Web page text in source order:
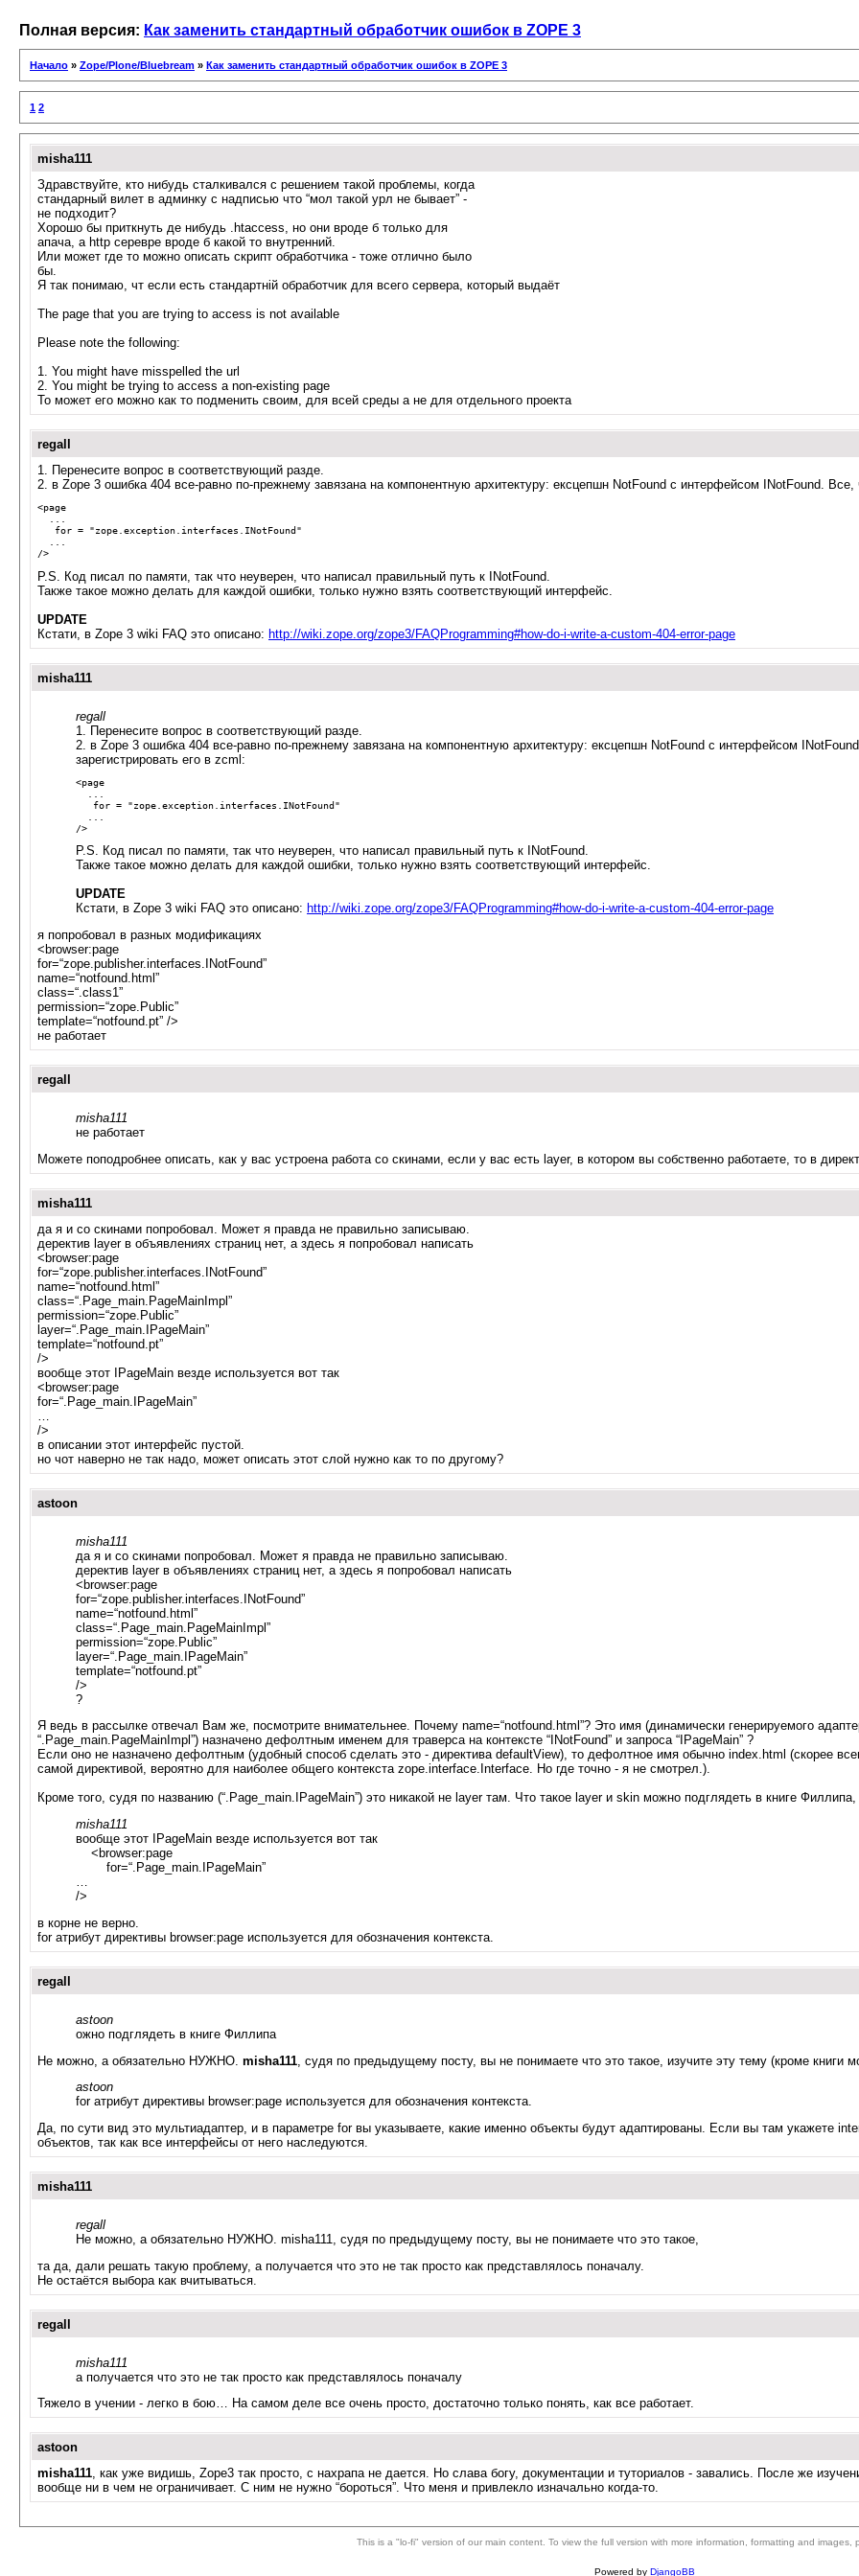
Полная версия: Как заменить стандартный обработчик ошибок в ZOPE 3
Начало » Zope/Plone/Bluebream » Как заменить стандартный обработчик ошибок в ZOPE 3
1 2
misha111
Здравствуйте, кто нибудь сталкивался с решением такой проблемы, когда
стандарный вилет в админку с надписью что “мол такой урл не бывает” -
не подходит?
Хорошо бы приткнуть де нибудь .htaccess, но они вроде б только для
апача, а http серевре вроде б какой то внутренний.
Или может где то можно описать скрипт обработчика - тоже отлично было
бы.
Я так понимаю, чт если есть стандартній обработчик для всего сервера, который выдаёт
The page that you are trying to access is not available
Please note the following:
1. You might have misspelled the url
2. You might be trying to access a non-existing page
То может его можно как то подменить своим, для всей среды а не для отдельного проекта
regall
1. Перенесите вопрос в соответствующий разде.
2. в Zope 3 ошибка 404 все-равно по-прежнему завязана на компонентную архитектуру: ексцепшн NotFound c интерфейсом INotFound.
<page
   for = "zope.exception.interfaces.INotFound"
/>
P.S. Код писал по памяти, так что неуверен, что написал правильный путь к INotFound.
Также такое можно делать для каждой ошибки, только нужно взять соответствующий интерфейс.
UPDATE
Кстати, в Zope 3 wiki FAQ это описано: http://wiki.zope.org/zope3/FAQProgramming#how-do-i-write-a-custom-404-error-page
misha111
regall
1. Перенесите вопрос в соответствующий разде.
2. в Zope 3 ошибка 404 все-равно по-прежнему завязана на компонентную архитектуру: ексцепшн NotFound c интерфейсом
зарегистрировать его в zcml:
<page
   for = "zope.exception.interfaces.INotFound"
/>
P.S. Код писал по памяти, так что неуверен, что написал правильный путь к INotFound.
Также такое можно делать для каждой ошибки, только нужно взять соответствующий интерфейс.
UPDATE
Кстати, в Zope 3 wiki FAQ это описано: http://wiki.zope.org/zope3/FAQProgramming#how-do-i-write-a-custom-404-error-page
я попробовал в разных модификациях
<browser:page
for=“zope.publisher.interfaces.INotFound”
name=“notfound.html”
class=“.class1”
permission=“zope.Public”
template=“notfound.pt” />
не работает
regall
misha111
не работает
Можете поподробнее описать, как у вас устроена работа со скинами, если у вас есть layer, в котором вы собственно работаете, то в
misha111
да я и со скинами попробовал. Может я правда не правильно записываю.
деректив layer в объявлениях страниц нет, а здесь я попробовал написать
<browser:page
for=“zope.publisher.interfaces.INotFound”
name=“notfound.html”
class=“.Page_main.PageMainImpl”
permission=“zope.Public”
layer=“.Page_main.IPageMain”
template=“notfound.pt”
/>
вообще этот IPageMain везде используется вот так
<browser:page
for=“.Page_main.IPageMain”
/>
в описании этот интерфейс пустой.
но чот наверно не так надо, может описать этот слой нужно как то по другому?
astoon
misha111
да я и со скинами попробовал. Может я правда не правильно записываю.
деректив layer в объявлениях страниц нет, а здесь я попробовал написать
<browser:page
for=“zope.publisher.interfaces.INotFound”
name=“notfound.html”
class=“.Page_main.PageMainImpl”
permission=“zope.Public”
layer=“.Page_main.IPageMain”
template=“notfound.pt”
/>
?
Я ведь в рассылке отвечал Вам же, посмотрите внимательнее. Почему name=“notfound.html”? Это имя (динамически генерируемого
“.Page_main.PageMainImpl”) назначено дефолтным именем для траверса на контексте “INotFound” и запроса “IPageMain” ?
Если оно не назначено дефолтным (удобный способ сделать это - директива defaultView), то дефолтное имя обычно index.html (скорее
самой директивой, вероятно для наиболее общего контекста zope.interface.Interface. Но где точно - я не смотрел.).
Кроме того, судя по названию (“.Page_main.IPageMain”) это никакой не layer там. Что такое layer и skin можно подглядеть в книге Филлипа,
misha111
вообще этот IPageMain везде используется вот так
<browser:page
for=“.Page_main.IPageMain”
…
/>
в корне не верно.
for атрибут директивы browser:page используется для обозначения контекста.
regall
astoon
ожно подглядеть в книге Филлипа
Не можно, а обязательно НУЖНО. misha111 , судя по предыдущему посту, вы не понимаете что это такое, изучите эту тему (кроме книги
astoon
for атрибут директивы browser:page используется для обозначения контекста.
Да, по сути вид это мультиадаптер, и в параметре for вы указываете, какие именно объекты будут адаптированы. Если вы там укажете
объектов, так как все интерфейсы от него наследуются.
misha111
regall
Не можно, а обязательно НУЖНО. misha111, судя по предыдущему посту, вы не понимаете что это такое,
та да, дали решать такую проблему, а получается что это не так просто как представлялось поначалу.
Не остаётся выбора как вчитываться.
regall
misha111
а получается что это не так просто как представлялось поначалу
Тяжело в учении - легко в бою… На самом деле все очень просто, достаточно только понять, как все работает.
astoon
misha111, как уже видишь, Zope3 так просто, с нахрапа не дается. Но слава богу, документации и туториалов - завались. После же
вообще ни в чем не ограничивает. С ним не нужно “бороться”. Что меня и привлекло изначально когда-то.
This is a "lo-fi" version of our main content. To view the full version with more information, formatting and images,
Powered by DjangoBB